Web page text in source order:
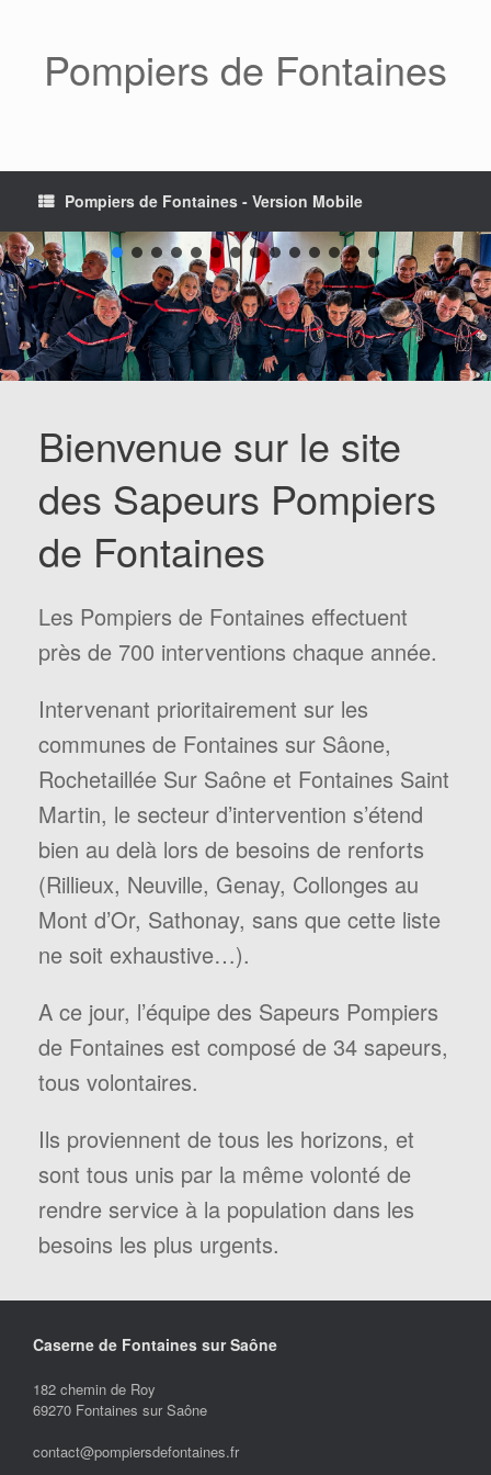
Pompiers de Fontaines
Pompiers de Fontaines - Version Mobile
Bienvenue sur le site
des Sapeurs Pompiers
de Fontaines
Les Pompiers de Fontaines effectuent
près de 700 interventions chaque année.
Intervenant prioritairement sur les
communes de Fontaines sur Sâone,
Rochetaillée Sur Saône et Fontaines Saint
Martin, le secteur d’intervention s’étend
bien au delà lors de besoins de renforts
(Rillieux, Neuville, Genay, Collonges au
Mont d’Or, Sathonay, sans que cette liste
ne soit exhaustive…).
A ce jour, l’équipe des Sapeurs Pompiers
de Fontaines est composé de 34 sapeurs,
tous volontaires.
Ils proviennent de tous les horizons, et
sont tous unis par la même volonté de
rendre service à la population dans les
besoins les plus urgents.
Caserne de Fontaines sur Saône
182 chemin de Roy
69270 Fontaines sur Saône
contact@pompiersdefontaines.fr